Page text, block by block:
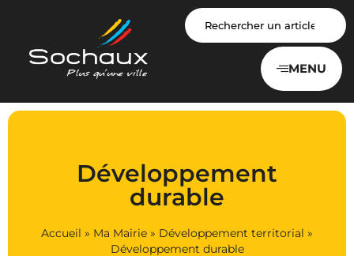
MENU
Développement
durable
Accueil » Ma Mairie » Développement territorial »
Développement durable
Panneau de gestion des cookies